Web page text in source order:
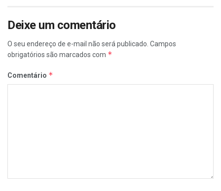
Deixe um comentário
O seu endereço de e-mail não será publicado. Campos
obrigatórios são marcados com *
Comentário *